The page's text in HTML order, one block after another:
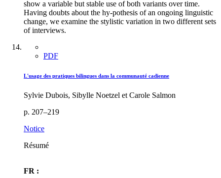
show a variable but stable use of both variants over time.
Having doubts about the hy-pothesis of an ongoing linguistic
change, we examine the stylistic variation in two different sets
of interviews.
PDF
L'usage des pratiques bilingues dans la communauté cadienne
Sylvie Dubois, Sibylle Noetzel et Carole Salmon
p. 207–219
Notice
Résumé
FR :